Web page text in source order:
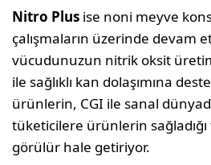
Nitro Plus ise noni meyve
çalışmaların üzerinde devam
vücudunuzun nitrik oksit
ile sağlıklı kan dolaşımına
ürünlerin, CGI ile sanal
tüketicilere ürünlerin sağladığı
görülür hale getiriyor.